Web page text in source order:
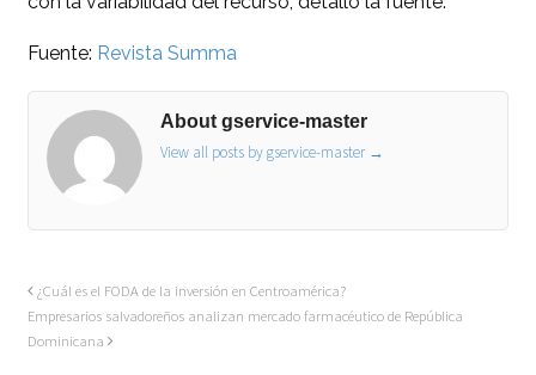
Fuente: Revista Summa
About gservice-master
View all posts by gservice-master →
¿Cuál es el FODA de la inversión en Centroamérica?
Empresarios salvadoreños analizan mercado farmacéutico de República
Dominicana